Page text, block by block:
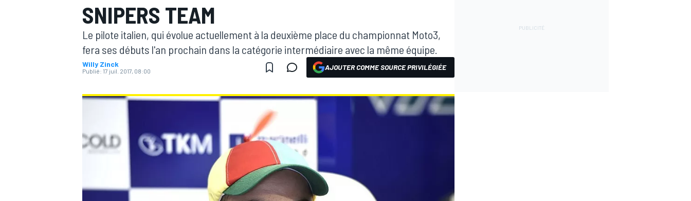
SNIPERS TEAM
Le pilote italien, qui évolue actuellement à la deuxième place du championnat Moto3,
fera ses débuts l'an prochain dans la catégorie intermédiaire avec la même équipe.
Willy Zinck
Publié: 17 juil. 2017, 08:00 AJOUTER COMME SOURCE PRIVILÉGIÉE